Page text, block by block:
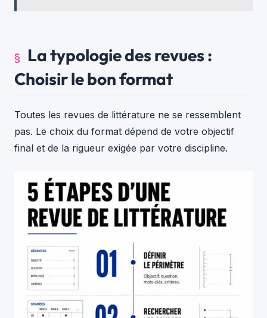
La typologie des revues :
Choisir le bon format
Toutes les revues de littérature ne se ressemblent
pas. Le choix du format dépend de votre objectif
final et de la rigueur exigée par votre discipline.